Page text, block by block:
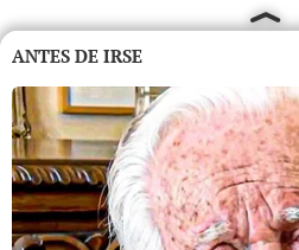
ANTES DE IRSE